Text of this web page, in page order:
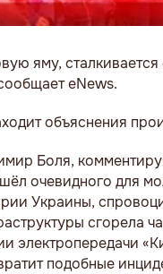
яму,
eNews.
объяснения
Боля,
очевидного для
Украины,
сгорела
электропередачи
подобные